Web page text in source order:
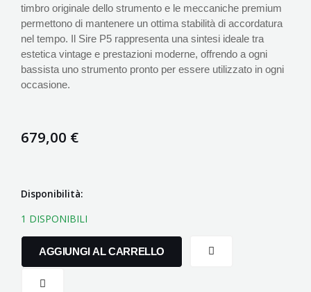
timbro originale dello strumento e le meccaniche premium
permettono di mantenere un ottima stabilità di accordatura
nel tempo. Il Sire P5 rappresenta una sintesi ideale tra
estetica vintage e prestazioni moderne, offrendo a ogni
bassista uno strumento pronto per essere utilizzato in ogni
occasione.
679,00 €
Disponibilità:
1 DISPONIBILI
MARCUS
ALDER
5
AGGIUNGI AL CARRELLO